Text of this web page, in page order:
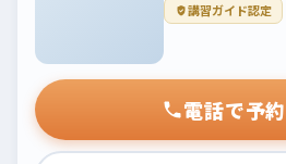
講習ガイド認定
電話で予